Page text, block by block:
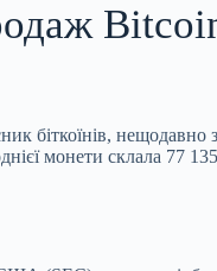
біткоїнів,
монети склала 77